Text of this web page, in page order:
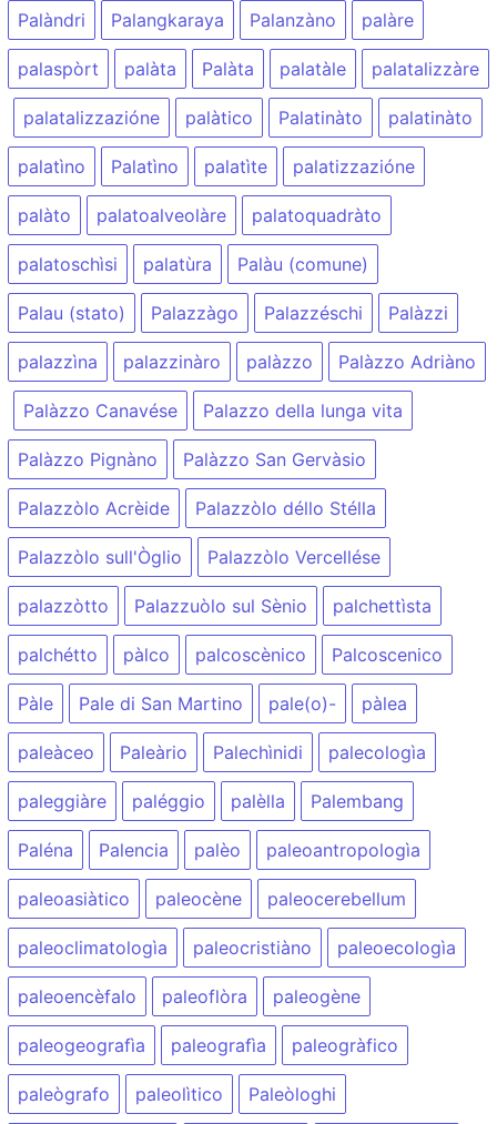
Palàndri Palangkaraya Palanzàno palàre
palaspòrt palàta Palàta palatàle palatalizzàre
palatalizzazióne palàtico Palatinàto palatinàto
palatìno Palatìno palatìte palatizzazióne
palàto palatoalveolàre palatoquadràto
palatoschìsi palatùra Palàu (comune)
Palau (stato) Palazzàgo Palazzéschi Palàzzi
palazzìna palazzinàro palàzzo Palàzzo Adriàno
Palàzzo Canavése Palazzo della lunga vita
Palàzzo Pignàno Palàzzo San Gervàsio
Palazzòlo Acrèide Palazzòlo déllo Stélla
Palazzòlo sull'Òglio Palazzòlo Vercellése
palazzòtto Palazzuòlo sul Sènio palchettìsta
palchétto pàlco palcoscènico Palcoscenico
Pàle Pale di San Martino pale(o)- pàlea
paleàceo Paleàrio Palechìnidi palecologìa
paleggiàre paléggio palèlla Palembang
Paléna Palencia palèo paleoantropologìa
paleoasiàtico paleocène paleocerebellum
paleoclimatologìa paleocristiàno paleoecologìa
paleoencèfalo paleoflòra paleogène
paleogeografìa paleografìa paleogràfico
paleògrafo paleolìtico Paleòloghi